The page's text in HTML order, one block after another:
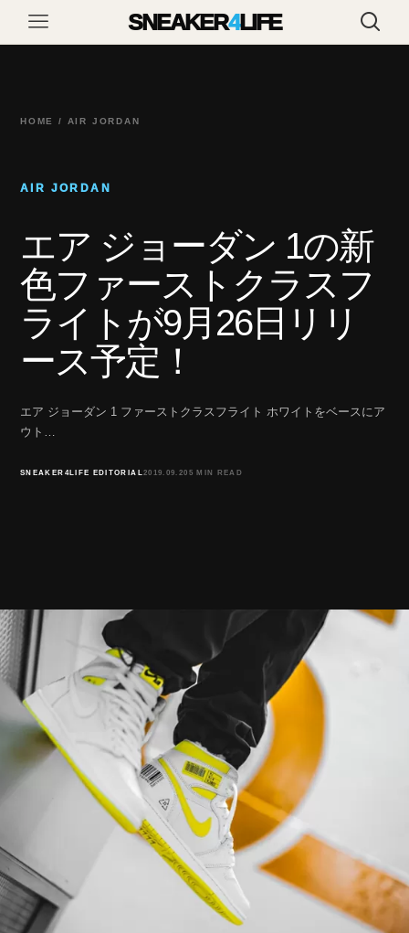
SNEAKER4LIFE
HOME / AIR JORDAN
AIR JORDAN
エア ジョーダン 1の新
色ファーストクラスフ
ライトが9月26日リリ
ース予定！
エア ジョーダン 1 ファーストクラスフライト ホワイトをベースにア
ウト…
SNEAKER4LIFE EDITORIAL2019.09.20 5 MIN READ